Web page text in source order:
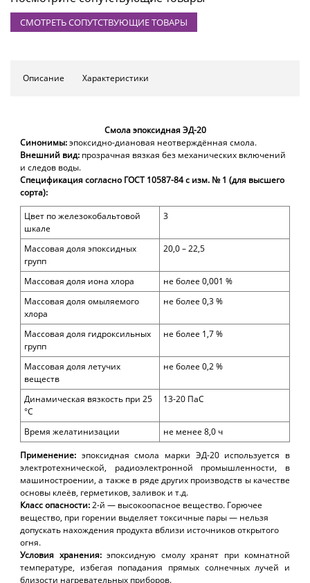
СМОТРЕТЬ СОПУТСТВУЮЩИЕ ТОВАРЫ
Описание Характеристики
Смола эпоксидная ЭД-20
Синонимы:эпоксидно-диановая неотверждённая смола.
Внешний вид: прозрачная вязкая без механических включений
и следов воды.
Спецификациясогласно ГОСТ 10587-84 с изм. № 1 (для высшего
сорта):
Цвет по железокобальтовой
шкале
3
Массовая доля эпоксидных
групп
20,0 – 22,5
Массовая доля иона хлора не более 0,001 %
Массовая доля омыляемого
хлора
не более 0,3%
Массовая доля гидроксильных
групп
не более 1,7%
Массовая доля летучих
веществ
не более 0,2%
Динамическая вязкость при 25
°С
13-20 ПаС
Время желатинизации
не менее 8,0 ч
Применение: эпоксидная смола марки ЭД-20 используется в
электротехнической, радиоэлектронной промышленности, в
машиностроении, а также в ряде других производств ы качестве
основы клеёв, герметиков, заливок и т.д.
Классопасности:2-й — высокоопасное вещество. Горючее
вещество, при горении выделяет токсичные пары — нельзя
допускать нахождения продукта вблизи источников открытого
огня.
Условия хранения:эпоксидную смолухранят при комнатной
температуре, избегая попадания прямых солнечных лучей и
близости нагревательных приборов.